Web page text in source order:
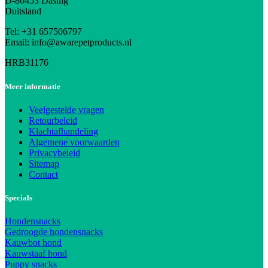
Duitsland
Tel: +31 657506797
Email: info@awarepetproducts.nl
HRB31176
Meer informatie
Veelgestelde vragen
Retourbeleid
Klachtafhandeling
Algemene voorwaarden
Privacybeleid
Sitemap
Contact
Specials
Hondensnacks
Gedroogde hondensnacks
Kauwbot hond
Kauwstaaf hond
Puppy snacks